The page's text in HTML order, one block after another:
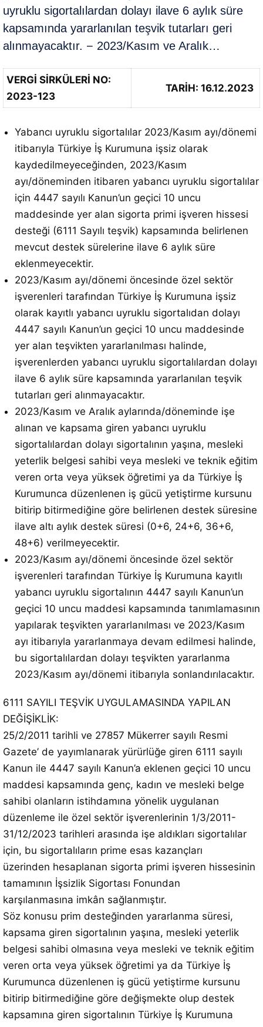
uyruklu sigortalılardan dolayı ilave 6 aylık süre
kapsamında yararlanılan teşvik tutarları geri
alınmayacaktır. − 2023/Kasım ve Aralık…
VERGİ SİRKÜLERİ NO:
2023-123
TARİH: 16.12.2023
Yabancı uyruklu sigortalılar 2023/Kasım ayı/dönemi
itibarıyla Türkiye İş Kurumuna işsiz olarak
kaydedilmeyeceğinden, 2023/Kasım
ayı/döneminden itibaren yabancı uyruklu sigortalılar
için 4447 sayılı Kanun’un geçici 10 uncu
maddesinde yer alan sigorta primi işveren hissesi
desteği (6111 Sayılı teşvik) kapsamında belirlenen
mevcut destek sürelerine ilave 6 aylık süre
eklenmeyecektir.
2023/Kasım ayı/dönemi öncesinde özel sektör
işverenleri tarafından Türkiye İş Kurumuna işsiz
olarak kayıtlı yabancı uyruklu sigortalıdan dolayı
4447 sayılı Kanun’un geçici 10 uncu maddesinde
yer alan teşvikten yararlanılması halinde,
işverenlerden yabancı uyruklu sigortalılardan dolayı
ilave 6 aylık süre kapsamında yararlanılan teşvik
tutarları geri alınmayacaktır.
2023/Kasım ve Aralık aylarında/döneminde işe
alınan ve kapsama giren yabancı uyruklu
sigortalılardan dolayı sigortalının yaşına, mesleki
yeterlik belgesi sahibi veya mesleki ve teknik eğitim
veren orta veya yüksek öğretimi ya da Türkiye İş
Kurumunca düzenlenen iş gücü yetiştirme kursunu
bitirip bitirmediğine göre belirlenen destek süresine
ilave altı aylık destek süresi (0+6, 24+6, 36+6,
48+6) verilmeyecektir.
2023/Kasım ayı/dönemi öncesinde özel sektör
işverenleri tarafından Türkiye İş Kurumuna kayıtlı
yabancı uyruklu sigortalının 4447 sayılı Kanun’un
geçici 10 uncu maddesi kapsamında tanımlamasının
yapılarak teşvikten yararlanılması ve 2023/Kasım
ayı itibarıyla yararlanmaya devam edilmesi halinde,
bu sigortalılardan dolayı teşvikten yararlanma
2023/Kasım ayı/dönemi itibarıyla sonlandırılacaktır.
6111 SAYILI TEŞVİK UYGULAMASINDA YAPILAN
DEĞİŞİKLİK:
25/2/2011 tarihli ve 27857 Mükerrer sayılı Resmi
Gazete’ de yayımlanarak yürürlüğe giren 6111 sayılı
Kanun ile 4447 sayılı Kanun’a eklenen geçici 10 uncu
maddesi kapsamında genç, kadın ve mesleki belge
sahibi olanların istihdamına yönelik uygulanan
düzenleme ile özel sektör işverenlerinin 1/3/2011-
31/12/2023 tarihleri arasında işe aldıkları sigortalılar
için, bu sigortalıların prime esas kazançları
üzerinden hesaplanan sigorta primi işveren hissesinin
tamamının İşsizlik Sigortası Fonundan
karşılanmasına imkân sağlanmıştır.
Söz konusu prim desteğinden yararlanma süresi,
kapsama giren sigortalının yaşına, mesleki yeterlik
belgesi sahibi olmasına veya mesleki ve teknik eğitim
veren orta veya yüksek öğretimi ya da Türkiye İş
Kurumunca düzenlenen iş gücü yetiştirme kursunu
bitirip bitirmediğine göre değişmekte olup destek
kapsamına giren sigortalının Türkiye İş Kurumuna